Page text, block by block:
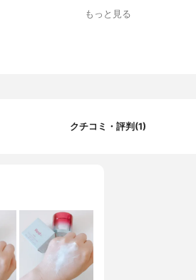
コシド、イガイグリコーゲン、ヘチマエキス
キス、クララ根エキス、シュードアルテロ
ス、ヨモギエキス、ゲットウ葉エキス、ク
ベン、プロピルパラベン、香料
もっと見る
クチコミ・評判(1)